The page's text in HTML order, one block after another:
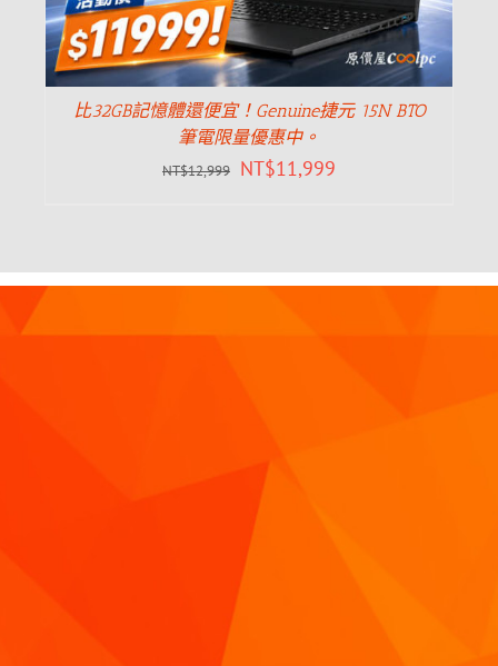
比32GB記憶體還便宜！Genuine捷元 15N BTO
筆電限量優惠中。
NT$12,999 NT$11,999